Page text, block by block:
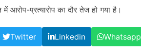
आरोप-प्रत्यारोप का दौर तेज हो गया है।
Twitter Linkedin Whatsapp